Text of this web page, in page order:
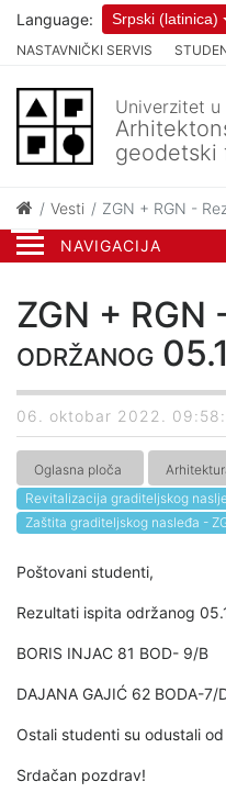
NAVIGACIJA
NASTAVNIČKI SERVIS
Language: Srpski (latinica)
Univerzitet u
geodetski
Vesti ZGN + RGN -
ZGN + RGN
održanog
06. oktobar 2022.
Oglasna ploča
Revitalizacija graditeljskog
Zaštita graditeljskog nasleđa -
Poštovani studenti,
Rezultati ispita održanog
BORIS INJAC 81 BOD- 9/B
DAJANA GAJIĆ 62 BODA-7/
Ostali studenti su odustali
Srdačan pozdrav!